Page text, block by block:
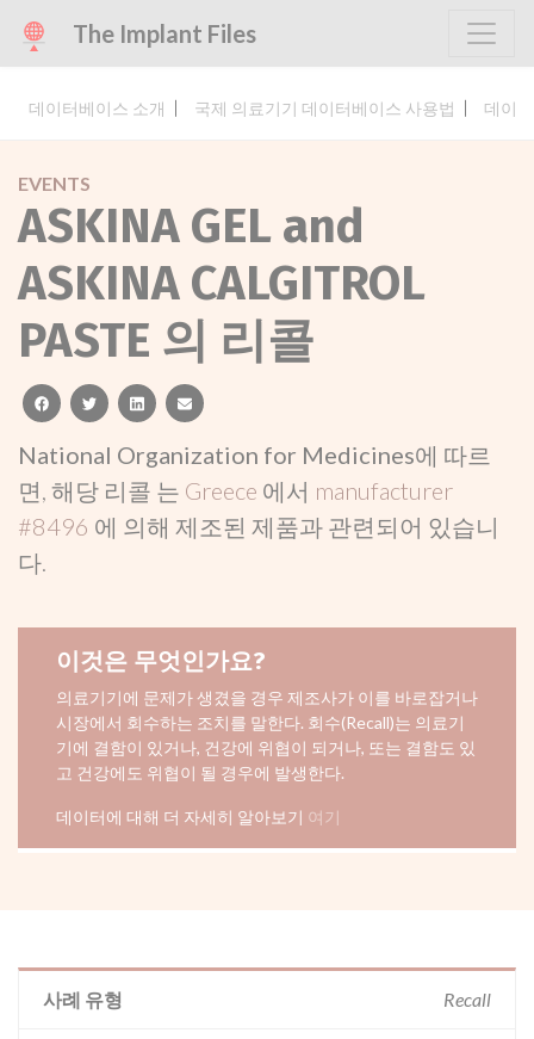
The Implant Files
데이터베이스 소개 국제 의료기기 데이터베이스 사용법 데이
EVENTS
ASKINA GEL and
ASKINA CALGITROL
PASTE 의 리콜
facebooktwitterlinkedinemail
National Organization for Medicines에 따르
면, 해당 리콜 는 Greece 에서 manufacturer
#8496 에 의해 제조된 제품과 관련되어 있습니
다.
이것은 무엇인가요?
의료기기에 문제가 생겼을 경우 제조사가 이를 바로잡거나
시장에서 회수하는 조치를 말한다. 회수(Recall)는 의료기
기에 결함이 있거나, 건강에 위협이 되거나, 또는 결함도 있
고 건강에도 위협이 될 경우에 발생한다.
데이터에 대해 더 자세히 알아보기 여기
사례 유형 Recall